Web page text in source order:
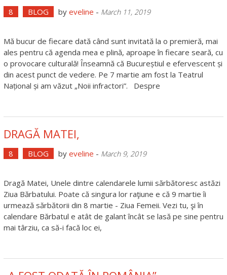
8 BLOG by eveline - March 11, 2019
Mă bucur de fiecare dată când sunt invitată la o premieră, mai
ales pentru că agenda mea e plină, aproape în fiecare seară, cu
o provocare culturală! Înseamnă că Bucureștiul e efervescent și
din acest punct de vedere. Pe 7 martie am fost la Teatrul
Național și am văzut „Noii infractori”. Despre
DRAGĂ MATEI,
8 BLOG by eveline - March 9, 2019
Dragă Matei, Unele dintre calendarele lumii sărbătoresc astăzi
Ziua Bărbatului. Poate că singura lor raţiune e că 9 martie îi
urmează sărbătorii din 8 martie - Ziua Femeii. Vezi tu, şi în
calendare Bărbatul e atât de galant încât se lasă pe sine pentru
mai târziu, ca să-i facă loc ei,